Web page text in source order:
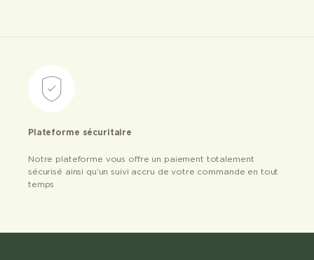
Plateforme sécuritaire
Notre plateforme vous offre un paiement totalement
sécurisé ainsi qu’un suivi accru de votre commande en tout
temps